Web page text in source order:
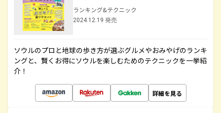
ランキング&テクニック
2024.12.19 発売
ソウルのプロと地球の歩き方が選ぶグルメやおみやげのランキ
ングと、賢くお得にソウルを楽しむためのテクニックを一挙紹
介！
詳細を見る